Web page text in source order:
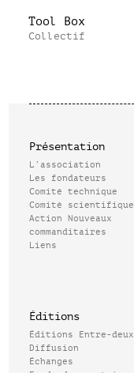
Tool Box
Collectif
Présentation
L’association
Les fondateurs
Comité technique
Comité scientifique
Action Nouveaux
commanditaires
Liens
Éditions
Éditions Entre-deux
Diffusion
Échanges